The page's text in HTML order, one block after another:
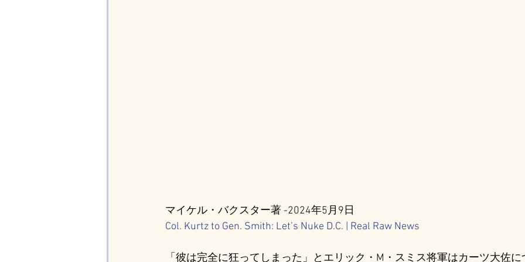
マイケル・バクスター著 -2024年5月9日
Col. Kurtz to Gen. Smith: Let’s Nuke D.C. | Real Raw News
「彼は完全に狂ってしまった」とエリック・M・スミス将軍はカーツ大佐に